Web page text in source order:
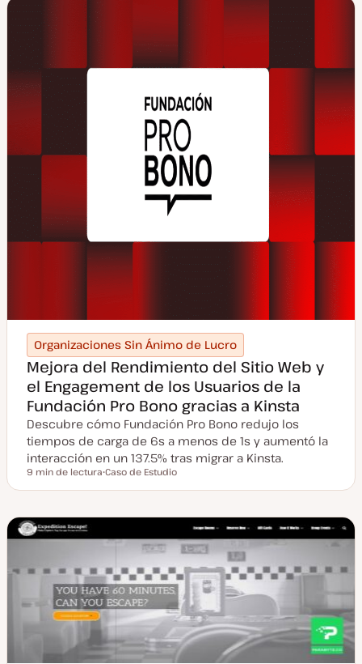
Organizaciones Sin Ánimo de Lucro
Mejora del Rendimiento del Sitio Web y
el Engagement de los Usuarios de la
Fundación Pro Bono gracias a Kinsta
Descubre cómo Fundación Pro Bono redujo los
tiempos de carga de 6s a menos de 1s y aumentó la
interacción en un 137.5% tras migrar a Kinsta.
Tiempo de lectura
9 min de lectura
i
o
s
t
Caso de Estudio